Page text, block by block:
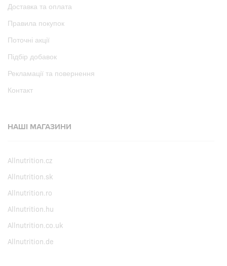
Доставка та оплата
Правила покупок
Поточні акції
Підбір добавок
Рекламації та повернення
Контакт
НАШІ МАГАЗИНИ
Allnutrition.cz
Allnutrition.sk
Allnutrition.ro
Allnutrition.hu
Allnutrition.co.uk
Allnutrition.de